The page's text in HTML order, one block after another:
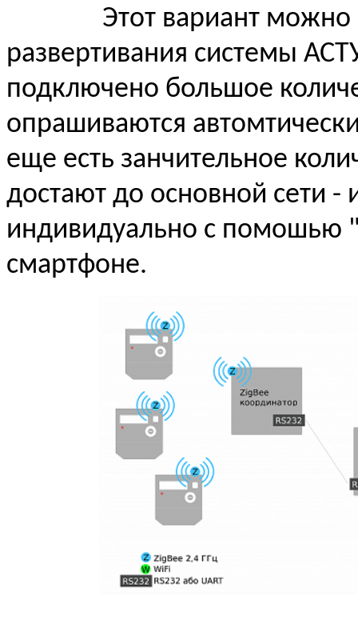
Этот вариант можно
развертивания системы
подключено большое
опрашиваются
еще есть занчительное
достают до основной сети -
индивидуально с помошью
смартфоне.